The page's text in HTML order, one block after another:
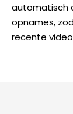
automatisch
opnames,
recente